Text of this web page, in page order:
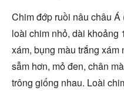
Chim đớp ruồi nâu châu
loài chim nhỏ, dài khoảng
xám, bụng màu trắng
sẫm hơn, mỏ đen, chân
trông giống nhau. Loài